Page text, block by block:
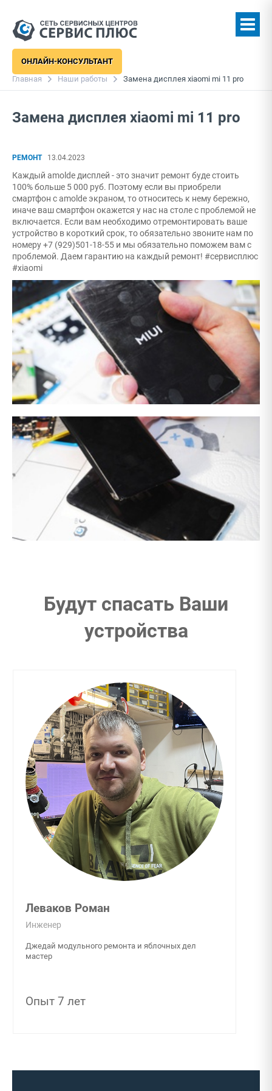
ОНЛАЙН-КОНСУЛЬТАНТ
Главная
Наши работы Замена дисплея xiaomi mi 11 pro
Замена дисплея xiaomi mi 11 pro
РЕМОНТ 13.04.2023
Каждый amolde дисплей - это значит ремонт буде стоить
100% больше 5 000 руб. Поэтому если вы приобрели
смартфон с amolde экраном, то относитесь к нему бережно,
иначе ваш смартфон окажется у нас на столе с проблемой не
включается. Если вам необходимо отремонтировать ваше
устройство в короткий срок, то обязательно звоните нам по
номеру +7 (929)501-18-55 и мы обязательно поможем вам с
проблемой. Даем гарантию на каждый ремонт! #сервисплюс
#xiaomi
Будут спасать Ваши
устройства
Леваков Роман
Инженер
Джедай модульного ремонта и яблочных дел
мастер
Опыт 7 лет